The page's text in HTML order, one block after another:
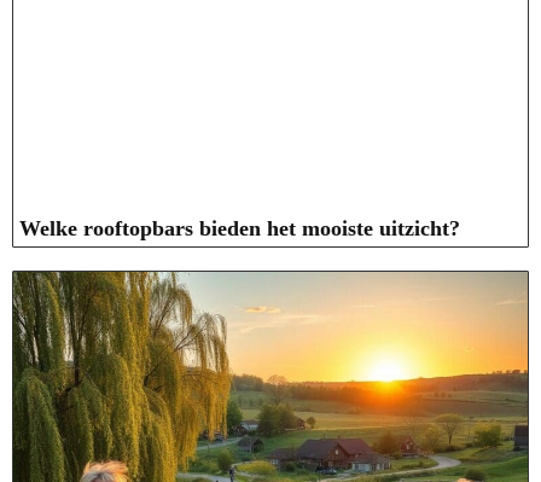
Welke rooftopbars bieden het mooiste uitzicht?